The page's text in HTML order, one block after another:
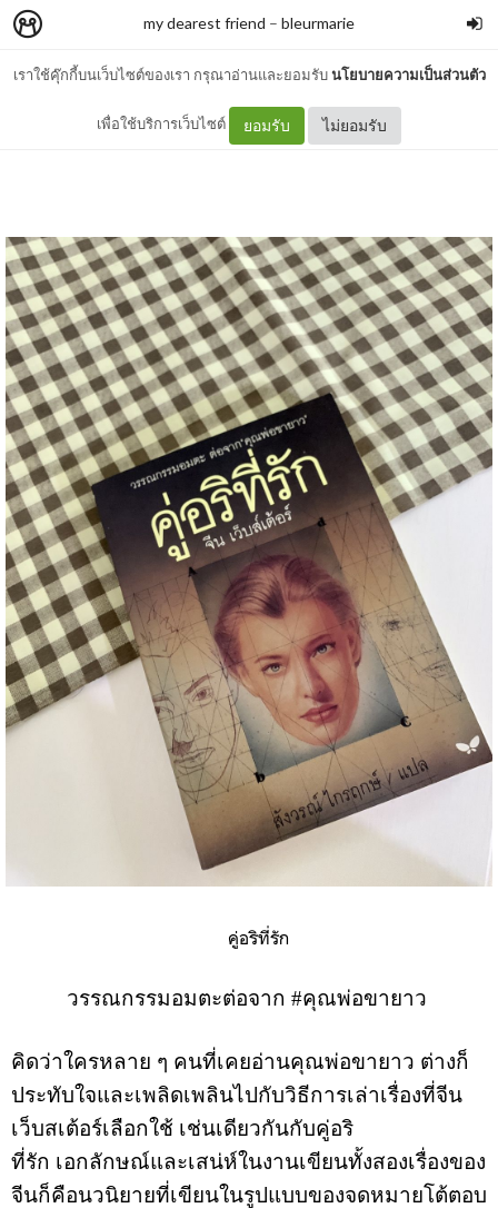
เราใช้คุ๊กกี้บนเว็บไซต์ของเรา กรุณาอ่านและยอมรับนโยบายความเป็นส่วนตัว
เพื่อใช้บริการเว็บไซต์ ยอมรับ ไม่ยอมรับ
my dearest friend – bleurmarie
คู่อริที่รัก
คู่อริที่รัก
วรรณกรรมอมตะต่อจาก #คุณพ่อขายาว
คิดว่าใครหลาย ๆ คนที่เคยอ่านคุณพ่อขายาว ต่างก็
ประทับใจและเพลิดเพลินไปกับวิธีการเล่าเรื่องที่จีน
เว็บสเต้อร์เลือกใช้ เช่นเดียวกันกับคู่อริ
ที่รัก เอกลักษณ์และเสน่ห์ในงานเขียนทั้งสองเรื่องของ
จีนก็คือนวนิยายที่เขียนในรูปแบบของจดหมายโต้ตอบ